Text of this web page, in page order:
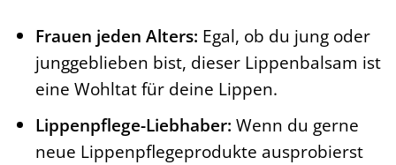
Frauen jeden Alters: Egal, ob du jung oder
junggeblieben bist, dieser Lippenbalsam ist
eine Wohltat für deine Lippen.
Lippenpflege-Liebhaber: Wenn du gerne
neue Lippenpflegeprodukte ausprobierst